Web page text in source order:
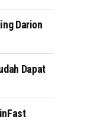
Darion
Dapat